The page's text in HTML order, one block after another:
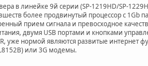
в линейке 9й серии (SP-1219HD/SP-
более продвинутый процессор с 1Gb
прием сигнала и превосходное
двумя USB портами и кнопками
уже нормой являются развитые интернет
или 3G модемы.